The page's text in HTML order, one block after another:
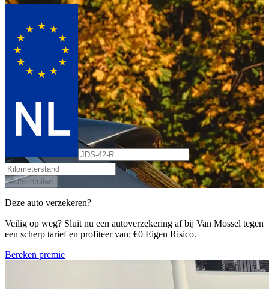
Auto inruilen
Deze auto verzekeren?
Veilig op weg? Sluit nu een autoverzekering af bij Van Mossel tegen
een scherp tarief en profiteer van: €0 Eigen Risico.
Bereken premie